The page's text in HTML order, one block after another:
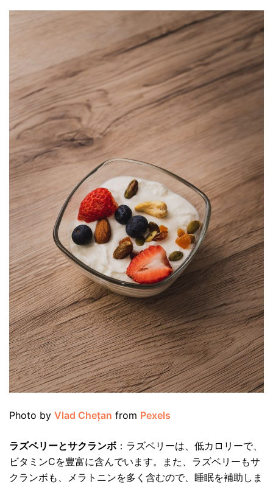
Photo by Vlad Chețan from Pexels
ラズベリーとサクランボ ：ラズベリーは、低カロリーで、
ビタミンCを豊富に含んでいます。また、ラズベリーもサ
クランボも、メラトニンを多く含むので、睡眠を補助しま